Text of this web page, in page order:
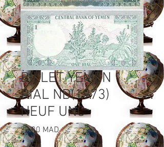
BILLET YEMEN 1
RIAL ND(1973)
NEUF UNC
30,00 MADPrix